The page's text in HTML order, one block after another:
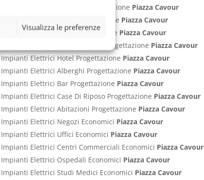
Visualizza le preferenze
Impianti Elettrici Cliniche Progettazione Piazza Cavour
Impianti Elettrici Case Progettazione Piazza Cavour
Impianti Elettrici Ville Progettazione Piazza Cavour
Impianti Elettrici Appartamenti Progettazione Piazza Cavour
Impianti Elettrici Hotel Progettazione Piazza Cavour
Impianti Elettrici Alberghi Progettazione Piazza Cavour
Impianti Elettrici Bar Progettazione Piazza Cavour
Impianti Elettrici Case Di Riposo Progettazione Piazza Cavour
Impianti Elettrici Abitazioni Progettazione Piazza Cavour
Impianti Elettrici Negozi Economici Piazza Cavour
Impianti Elettrici Uffici Economici Piazza Cavour
Impianti Elettrici Centri Commerciali Economici Piazza Cavour
Impianti Elettrici Ospedali Economici Piazza Cavour
Impianti Elettrici Studi Medici Economici Piazza Cavour